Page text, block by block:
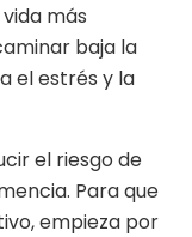
más
baja la
el estrés y la
el riesgo de
Para que
empieza por